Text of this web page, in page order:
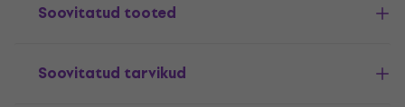
Soovitatud tooted
Soovitatud tarvikud